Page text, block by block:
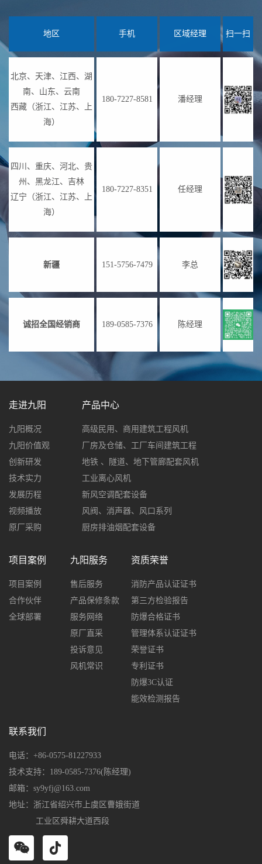
地区 手机 区域经理 扫一扫
北京、天津、江西、湖
南、山东、云南
西藏（浙江、江苏、上
海）
180-7227-8581 潘经理
四川、重庆、河北、贵
州、黑龙江、吉林
辽宁（浙江、江苏、上
海）
180-7227-8351 任经理
新疆 151-5756-7479 李总
诚招全国经销商 189-0585-7376 陈经理
走进九阳
九阳概况
九阳价值观
创新研发
技术实力
发展历程
视频播放
原厂采购
产品中心
高级民用、商用建筑工程风机
厂房及仓储、工厂车间建筑工程
地铁 、隧道、地下管廊配套风机
工业离心风机
新风空调配套设备
风阀、消声器、风口系列
厨房排油烟配套设备
项目案例
项目案例
合作伙伴
全球部署
九阳服务
售后服务
产品保修条款
服务网络
原厂直采
投诉意见
风机常识
资质荣誉
消防产品认证证书
第三方检验报告
防爆合格证书
管理体系认证证书
荣誉证书
专利证书
防爆3C认证
能效检测报告
联系我们
电话：+86-0575-81227933
技术支持：189-0585-7376(陈经理)
邮箱：sy9yfj@163.com
地址：浙江省绍兴市上虞区曹娥街道
工业区舜耕大道西段